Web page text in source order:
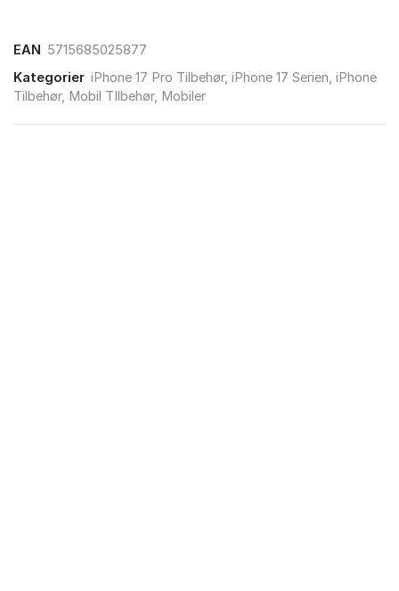
EAN 5715685025877
Kategorier iPhone 17 Pro Tilbehør, iPhone 17 Serien, iPhone
Tilbehør, Mobil TIlbehør, Mobiler